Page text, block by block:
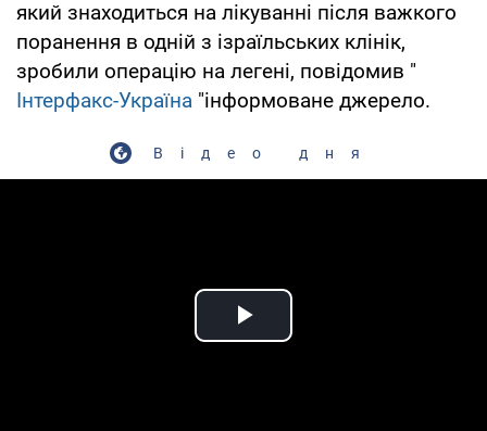
який знаходиться на лікуванні після важкого
поранення в одній з ізраїльських клінік,
зробили операцію на легені, повідомив "
Інтерфакс-Україна "інформоване джерело.
Відео дня
Play Video